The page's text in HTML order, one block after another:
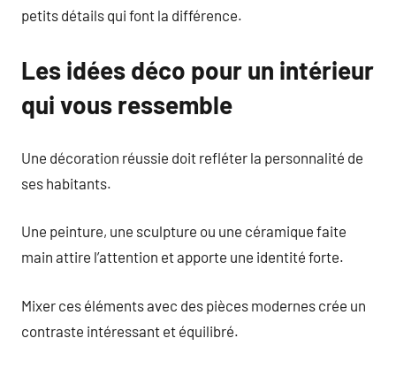
petits détails qui font la différence.
Les idées déco pour un intérieur
qui vous ressemble
Une décoration réussie doit refléter la personnalité de
ses habitants.
Une peinture, une sculpture ou une céramique faite
main attire l’attention et apporte une identité forte.
Mixer ces éléments avec des pièces modernes crée un
contraste intéressant et équilibré.